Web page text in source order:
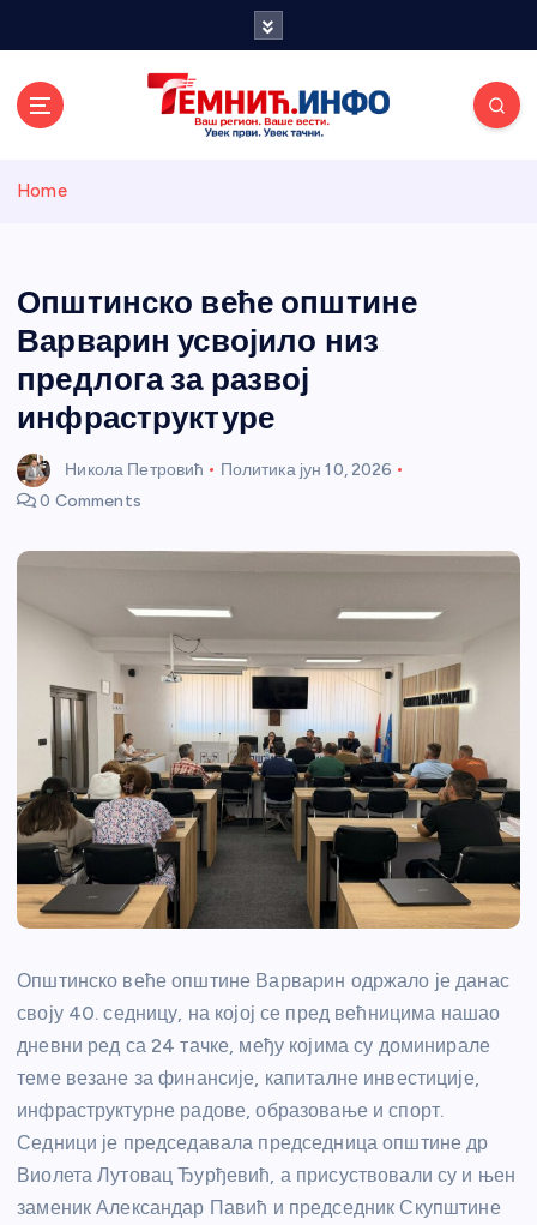
и портал
Home
Општинско веће општине
Варварин усвојило низ
предлога за развој
инфраструктуре
Никола Петровић Политика јун 10, 2026
0 Comments
Општинско веће општине Варварин одржало је данас
своју 40. седницу, на којој се пред већницима нашао
дневни ред са 24 тачке, међу којима су доминирале
теме везане за финансије, капиталне инвестиције,
инфраструктурне радове, образовање и спорт.
Седници је председавала председница општине др
Виолета Лутовац Ђурђевић, а присуствовали су и њен
заменик Александар Павић и председник Скупштине